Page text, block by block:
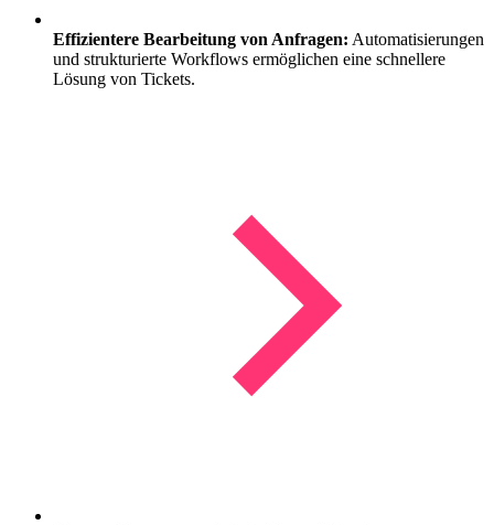
Effizientere Bearbeitung von Anfragen: Automatisierungen
und strukturierte Workflows ermöglichen eine schnellere
Lösung von Tickets.